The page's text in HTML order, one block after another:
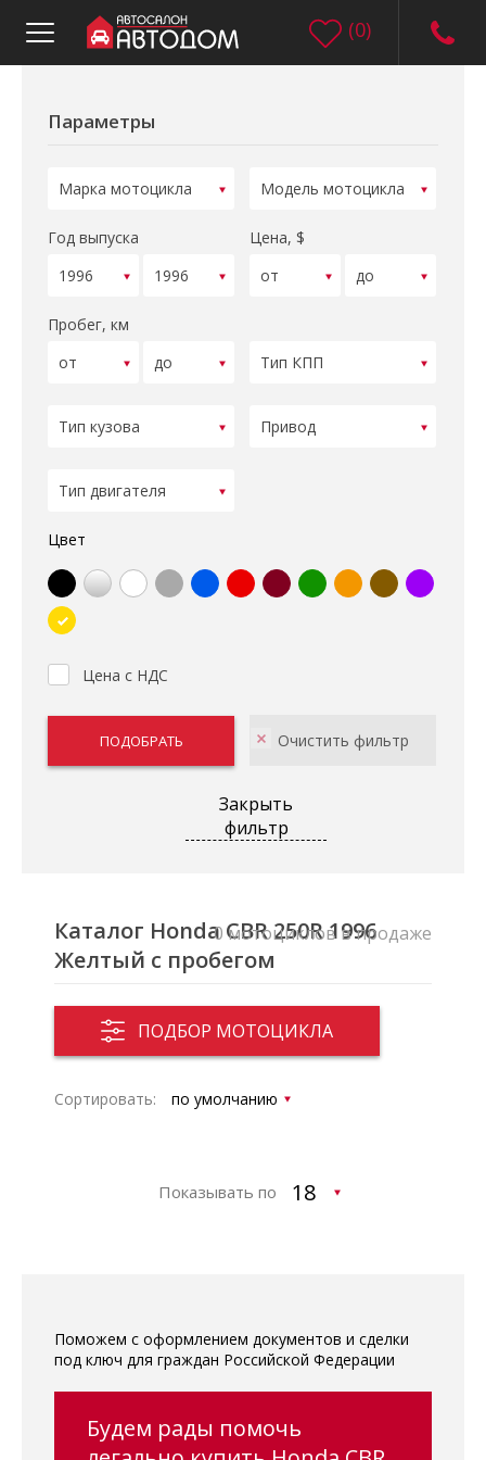
(0)
Параметры
Год выпуска Цена, $
Пробег, км
Цвет
Цена с НДС
Закрыть
фильтр
Каталог Honda CBR 250R 1996
Желтый с пробегом
ПОДБОР МОТОЦИКЛА
0 мотоциклов в продаже
Сортировать:
Показывать по
Поможем с оформлением документов и сделки
под ключ для граждан Российской Федерации
Будем рады помочь